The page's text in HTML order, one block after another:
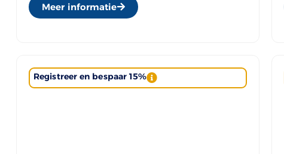
Meer informatie
Registreer en bespaar 15%